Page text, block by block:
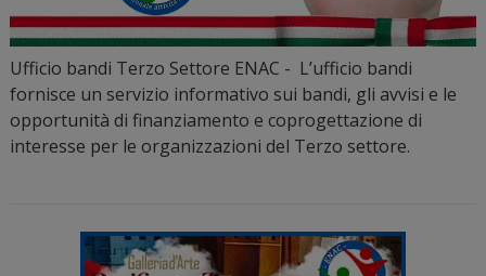
Ufficio bandi Terzo Settore ENAC - L’ufficio bandi
fornisce un servizio informativo sui bandi, gli avvisi e le
opportunità di finanziamento e coprogettazione di
interesse per le organizzazioni del Terzo settore.